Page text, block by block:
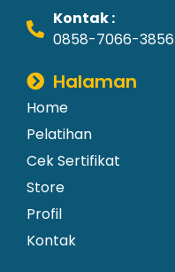
Kontak :
0858-7066-3856
Halaman
Home
Pelatihan
Cek Sertifikat
Store
Profil
Kontak